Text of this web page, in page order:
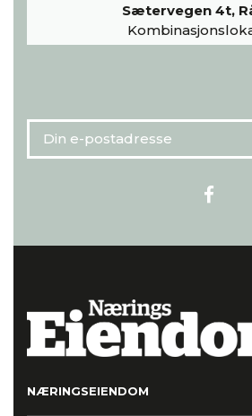
Sætervegen 4t,
NÆRINGSEIENDOM